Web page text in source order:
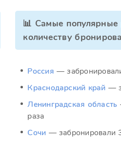
📊 Самые
количеству
Россия —
Краснодарский край —
Ленинградская область
раза
Сочи — забронировали